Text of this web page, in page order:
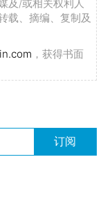
及/或相关权利人
载、摘编、复制及
，获得书面
订阅